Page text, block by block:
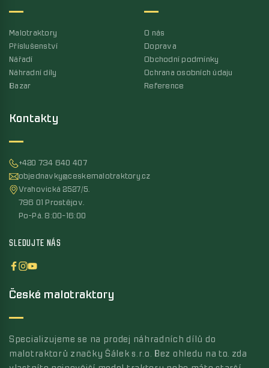
Kontakty
+420 734 640 407
objednavky@ceskemalotraktory.cz
Vrahovická 2527/5,
796 01 Prostějov,
Po-Pá, 8:00-16:00
SLEDUJTE NÁS
Malotraktory
Příslušenství
Nářadí
Náhradní díly
Bazar
O nás
Doprava
Obchodní podmínky
Ochrana osobních údaju
Reference
České malotraktory
Specializujeme se na prodej náhradních dílů do
malotraktorů značky Šálek s.r.o. Bez ohledu na to, zda